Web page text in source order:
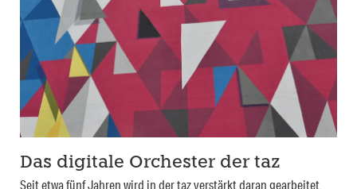
Das digitale Orchester der taz
Seit etwa fünf Jahren wird in der taz verstärkt daran gearbeitet,